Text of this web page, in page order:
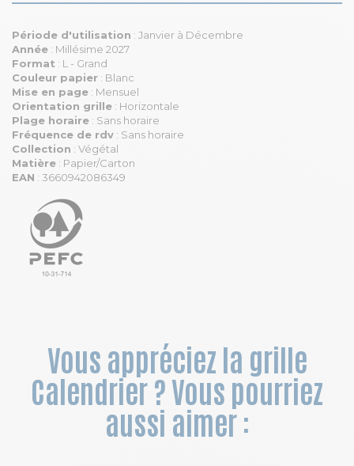
Période d'utilisation : Janvier à Décembre
Année : Millésime 2027
Format : L - Grand
Couleur papier : Blanc
Mise en page : Mensuel
Orientation grille : Horizontale
Plage horaire : Sans horaire
Fréquence de rdv : Sans horaire
Collection : Végétal
Matière : Papier/Carton
EAN : 3660942086349
Vous appréciez la grille
Calendrier ? Vous pourriez
aussi aimer :